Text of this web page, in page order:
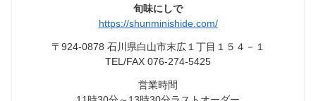
旬味にしで
https://shunminishide.com/
〒924-0878 石川県白山市末広１丁目１５４－１
TEL/FAX 076-274-5425
営業時間